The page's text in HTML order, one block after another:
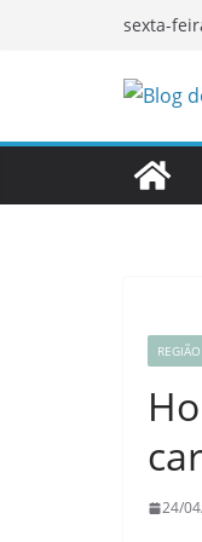
sexta-
REGIÃO
24/